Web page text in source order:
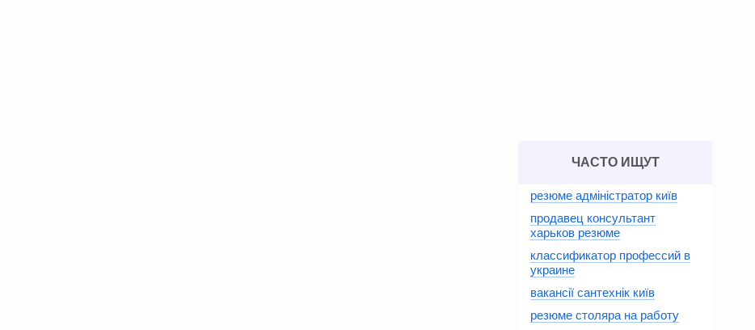
ЧАСТО ИЩУТ
резюме адміністратор київ
продавец консультант
харьков резюме
классификатор профессий в
украине
вакансії сантехнік київ
резюме столяра на работу